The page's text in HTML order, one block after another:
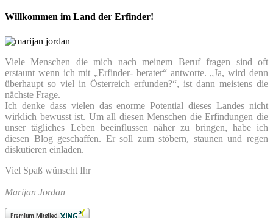
Willkommen im Land der Erfinder!
Viele Menschen die mich nach meinem Beruf fragen sind oft
erstaunt wenn ich mit „Erfinder- berater“ antworte. „Ja, wird denn
überhaupt so viel in Österreich erfunden?“, ist dann meistens die
nächste Frage.
Ich denke dass vielen das enorme Potential dieses Landes nicht
wirklich bewusst ist. Um all diesen Menschen die Erfindungen die
unser tägliches Leben beeinflussen näher zu bringen, habe ich
diesen Blog geschaffen. Er soll zum stöbern, staunen und regen
diskutieren einladen.
Viel Spaß wünscht Ihr
Marijan Jordan